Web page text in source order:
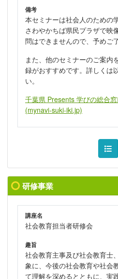
備考
本セミナーは社会人のための
さわやかちば県民プラザで映
問はできませんので、予めご
また、他のセミナーのご案内
録がおすすめです。詳しくは
い。
千葉県 Presents 学びの総合
(mynavi-suki-iki.jp)
研修事業
講座名
社会教育担当者研修会
趣旨
社会教育主事及び社会教育士
象に、今後の社会教育や社会
て理解を深めるとともに、実